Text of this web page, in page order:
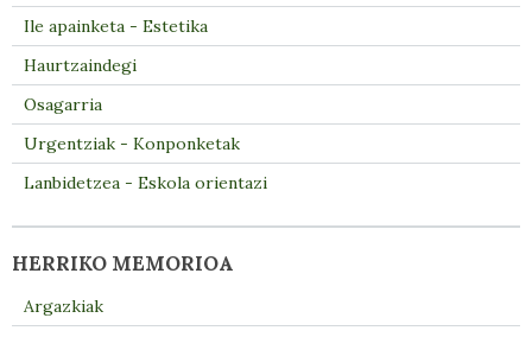
Ile apainketa - Estetika
Haurtzaindegi
Osagarria
Urgentziak - Konponketak
Lanbidetzea - Eskola orientazi
HERRIKO MEMORIOA
Argazkiak